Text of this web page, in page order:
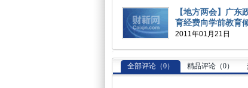
【地方两会】广东
育经费向学前教育
2011年01月21日
全部评论（0） 精品评论（0）